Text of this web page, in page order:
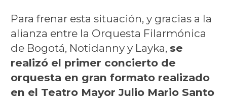
Para frenar esta situación, y gracias a la
alianza entre la Orquesta Filarmónica
de Bogotá, Notidanny y Layka, se
realizó el primer concierto de
orquesta en gran formato realizado
en el Teatro Mayor Julio Mario Santo